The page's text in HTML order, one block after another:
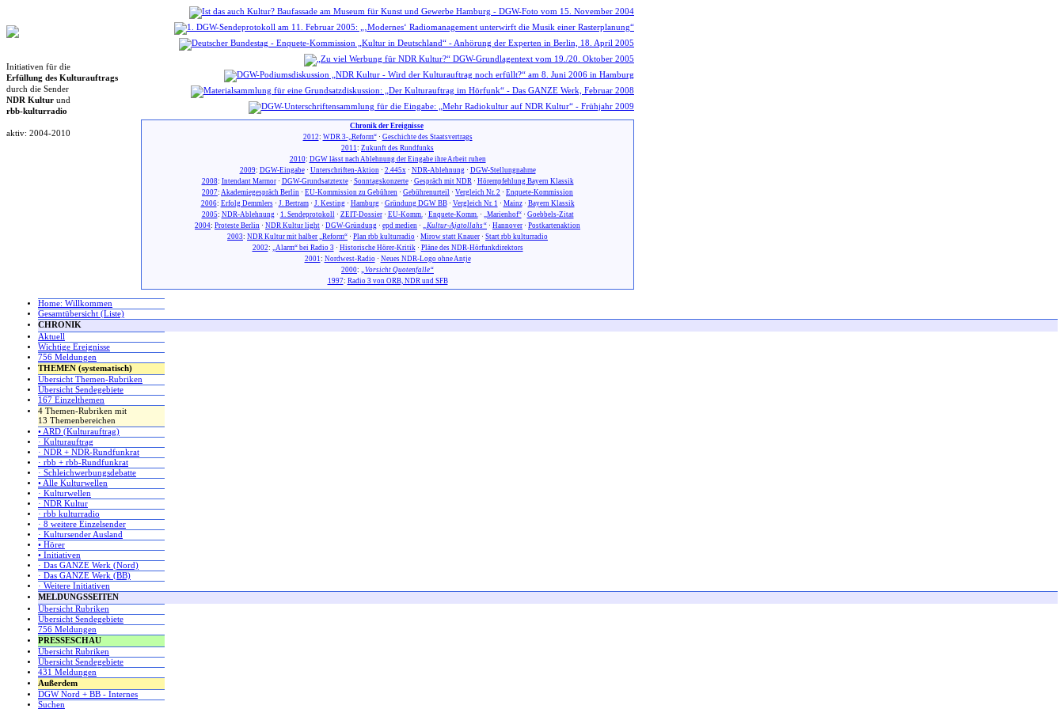
Initiativen für die
Erfüllung des Kulturauftrags
durch die Sender
NDR Kultur und
rbb-kulturradio
aktiv: 2004-2010
Chronik der Ereignisse
2012: WDR 3-„Reform“· Geschichte des Staatsvertrags
2011: Zukunft des Rundfunks
2010: DGW lässt nach Ablehnung der Eingabe ihre Arbeit ruhen
2009: DGW-Eingabe· Unterschriften-Aktion· 2.445x· NDR-Ablehnung· DGW-Stellungnahme
2008: Intendant Marmor· DGW-Grundsatztexte· Sonntagskonzerte· Gespräch mit NDR· Hörempfehlung Bayern Klassik
2007: Akademiegespräch Berlin · EU-Kommission zu Gebühren · Gebührenurteil · Vergleich Nr. 2 · Enquete-Kommission
2006: Erfolg Demmlers· J. Bertram· J. Kesting· Hamburg· Gründung DGW BB· Vergleich Nr. 1 · Mainz· Bayern Klassik
2005: NDR-Ablehnung· 1. Sendeprotokoll· ZEIT-Dossier· EU-Komm.· Enquete-Komm.· „Marienhof“· Goebbels-Zitat
2004: Proteste Berlin · NDR Kultur light · DGW-Gründung · epd medien · „Kultur-Ajatollahs“ · Hannover · Postkartenaktion
2003: NDR Kultur mit halber „Reform“ · Plan rbb kulturradio · Mirow statt Knauer · Start rbb kulturradio
2002: „Alarm“ bei Radio 3 · Historische Hörer-Kritik· Pläne des NDR-Hörfunkdirektors
2001: Nordwest-Radio· Neues NDR-Logo ohne Antje
2000: „Vorsicht Quotenfalle“
1997: Radio 3 von ORB, NDR und SFB
Home: Willkommen
Gesamtübersicht (Liste)
CHRONIK
Aktuell
Wichtige Ereignisse
756 Meldungen
THEMEN (systematisch)
Übersicht Themen-Rubriken
Übersicht Sendegebiete
167 Einzelthemen
4 Themen-Rubriken mit
13 Themenbereichen
• ARD (Kulturauftrag)
· Kulturauftrag
· NDR + NDR-Rundfunkrat
· rbb + rbb-Rundfunkrat
· Schleichwerbungsdebatte
• Alle Kulturwellen
· Kulturwellen
· NDR Kultur
· rbb kulturradio
· 8 weitere Einzelsender
· Kultursender Ausland
• Hörer
• Initiativen
· Das GANZE Werk (Nord)
· Das GANZE Werk (BB)
· Weitere Initiativen
MELDUNGSSEITEN
Übersicht Rubriken
Übersicht Sendegebiete
756 Meldungen
PRESSESCHAU
Übersicht Rubriken
Übersicht Sendegebiete
431 Meldungen
Außerdem
DGW Nord + BB - Internes
Suchen